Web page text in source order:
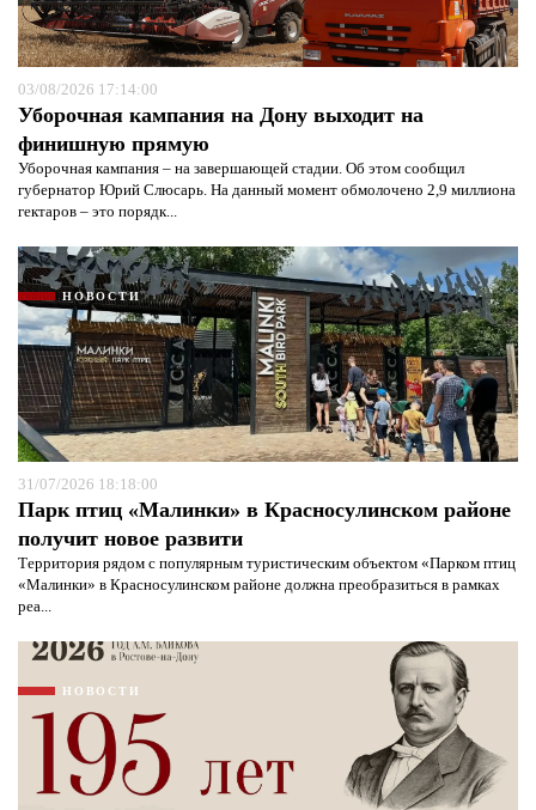
03/08/2026 17:14:00
Уборочная кампания на Дону выходит на
финишную прямую
Уборочная кампания – на завершающей стадии. Об этом сообщил
губернатор Юрий Слюсарь. На данный момент обмолочено 2,9 миллиона
гектаров – это порядк...
НОВОСТИ
31/07/2026 18:18:00
Парк птиц «Малинки» в Красносулинском районе
получит новое развити
Территория рядом с популярным туристическим объектом «Парком птиц
«Малинки» в Красносулинском районе должна преобразиться в рамках
реа...
НОВОСТИ
политикой конфиденциальности и
защиты информации*
Я согласен с
политикой конфиденциальности и
защиты информации*